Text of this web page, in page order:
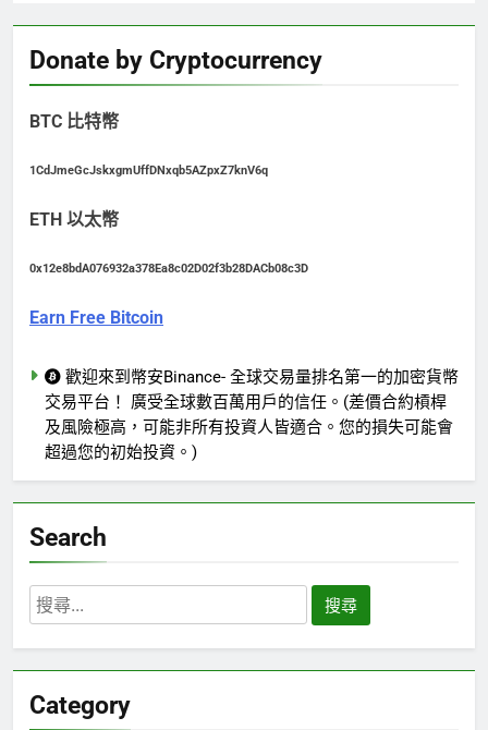
Donate by Cryptocurrency
BTC 比特幣
1CdJmeGcJskxgmUffDNxqb5AZpxZ7knV6q
ETH 以太幣
0x12e8bdA076932a378Ea8c02D02f3b28DACb08c3D
Earn Free Bitcoin
歡迎來到幣安Binance- 全球交易量排名第一的加密貨幣
交易平台！ 廣受全球數百萬用戶的信任。(差價合約槓桿
及風險極高，可能非所有投資人皆適合。您的損失可能會
超過您的初始投資。)
Search
搜
尋
字:
Category